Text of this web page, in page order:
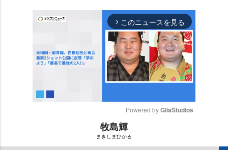
arrow_forward_ios このニュースを見る
Powered by GliaStudios
牧島輝
まきしまひかる